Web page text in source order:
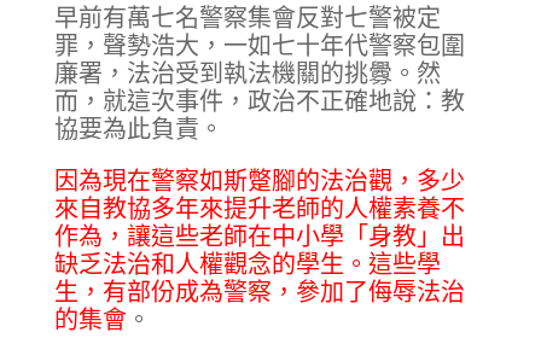
早前有萬七名警察集會反對七警被定
罪，聲勢浩大，一如七十年代警察包圍
廉署，法治受到執法機關的挑釁。然
而，就這次事件，政治不正確地說：教
協要為此負責。
因為現在警察如斯蹩腳的法治觀，多少
來自教協多年來提升老師的人權素養不
作為，讓這些老師在中小學「身教」出
缺乏法治和人權觀念的學生。這些學
生，有部份成為警察，參加了侮辱法治
的集會。